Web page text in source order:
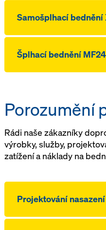
Samošplhací
Šplhací bednění
Porozumění
Rádi naše zákazníky
výrobky, služby,
zatížení a náklady na
Projektování nasazení